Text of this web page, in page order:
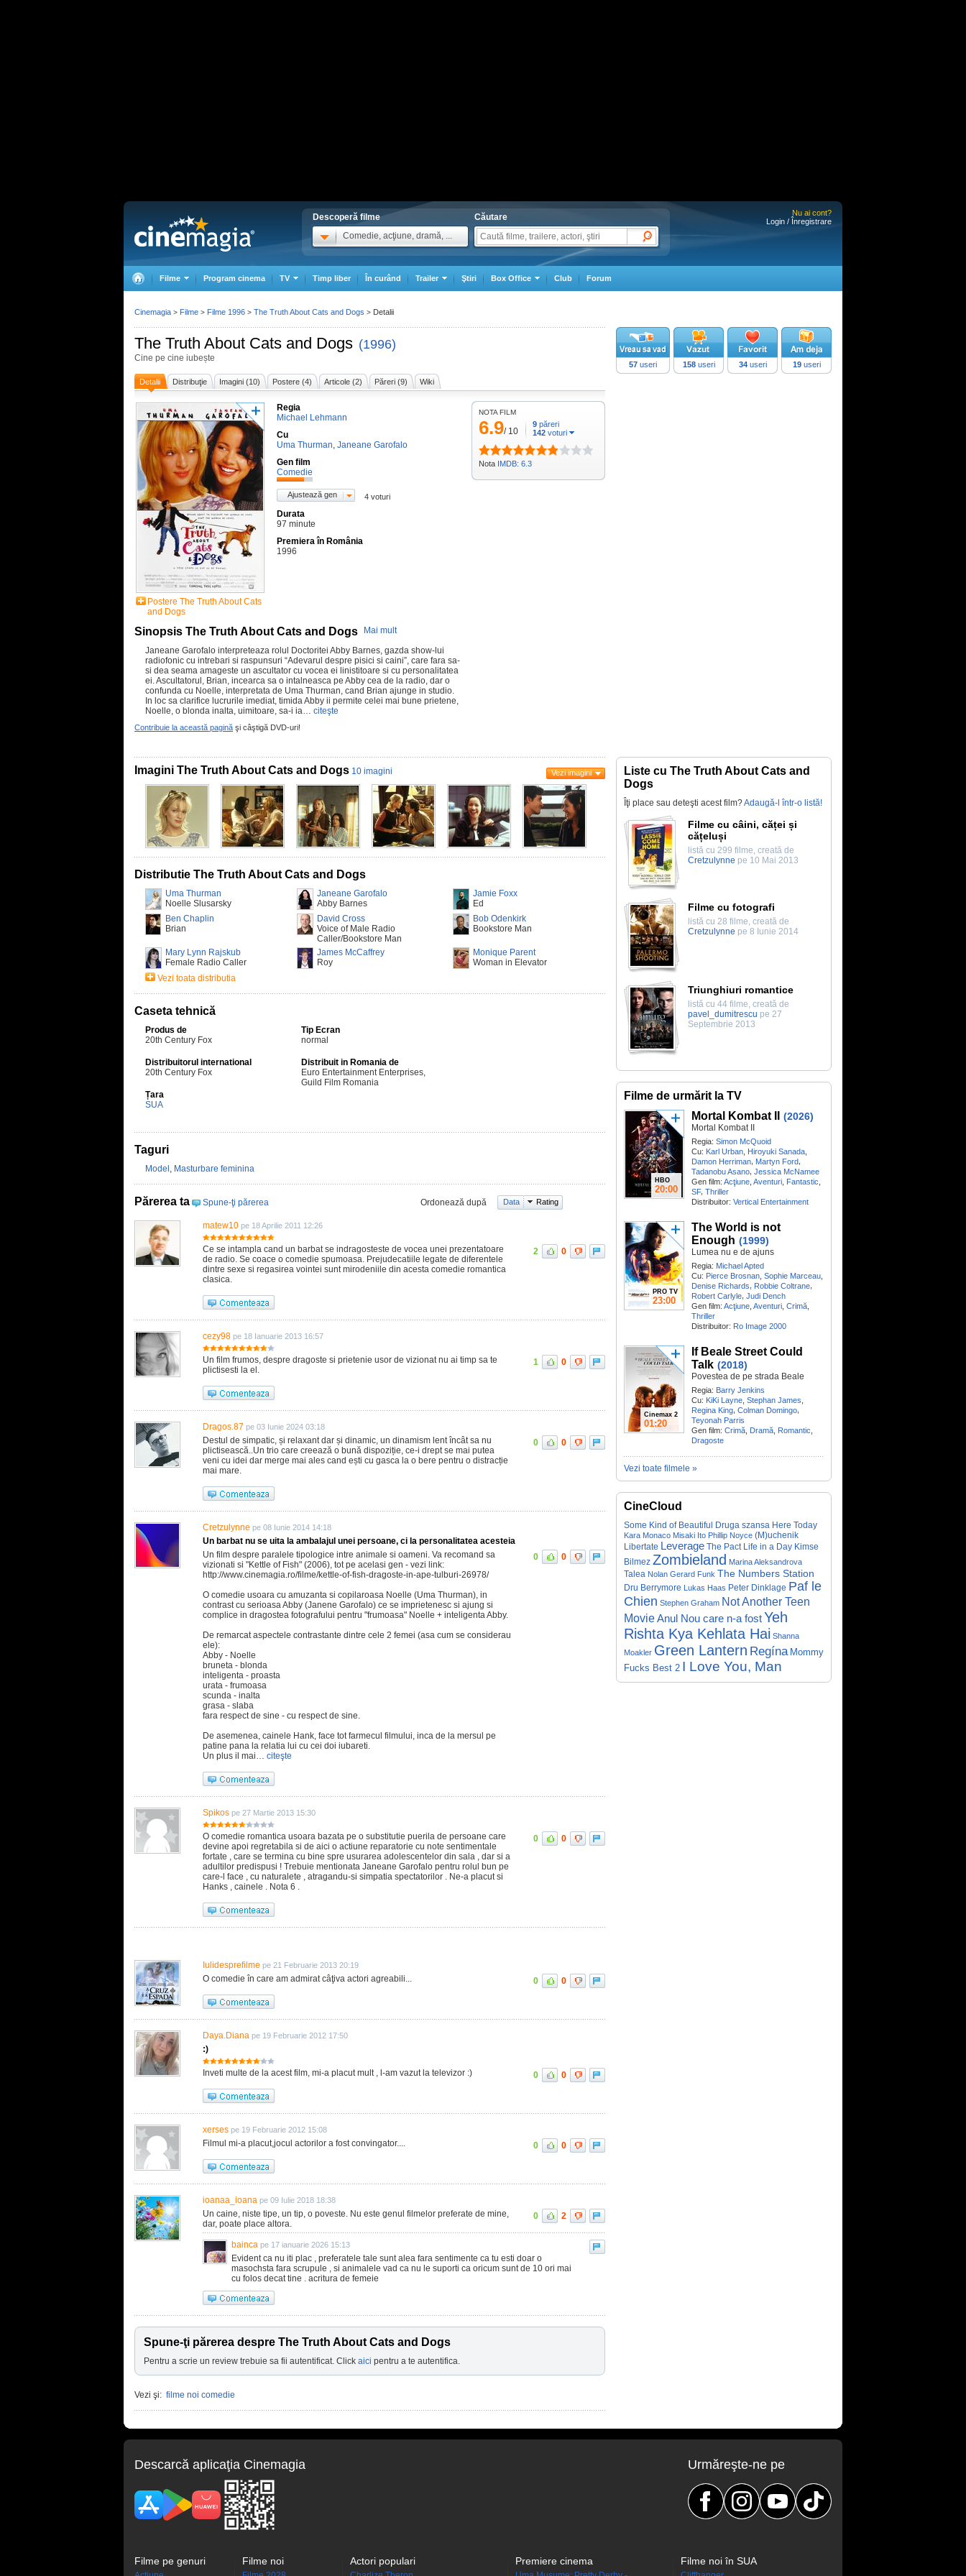
Descoperă filme
Comedie, acţiune, dramă, ...
Căutare
Nu ai cont?
Login / Înregistrare
Filme Program cinema TV Timp liber În curând Trailer Ştiri Box Office Club Forum
The Truth About Cats and Dogs (1996)
Cine pe cine iubește
Detalii Distribuţie Imagini (10) Postere (4) Articole (2) Păreri (9) Wiki
Postere The Truth About Cats
and Dogs
Regia
Michael Lehmann
Cu
Uma Thurman, Janeane Garofalo
Gen film
Comedie
Ajustează gen 4 voturi
Durata
97 minute
Premiera în România
1996
Sinopsis The Truth About Cats and Dogs
Mai mult
Janeane Garofalo interpreteaza rolul Doctoritei Abby Barnes, gazda show-lui
radiofonic cu intrebari si raspunsuri “Adevarul despre pisici si caini”, care fara sa-
si dea seama amageste un ascultator cu vocea ei linistitoare si cu personalitatea
ei. Ascultatorul, Brian, incearca sa o intalneasca pe Abby cea de la radio, dar o
confunda cu Noelle, interpretata de Uma Thurman, cand Brian ajunge in studio.
In loc sa clarifice lucrurile imediat, timida Abby ii permite celei mai bune prietene,
Noelle, o blonda inalta, uimitoare, sa-i ia… citeşte
Contribuie la această pagină şi câştigă DVD-uri!
NOTA FILM
6.9/ 10
9 păreri
142 voturi
Nota IMDB: 6.3
57 useri 158useri 34useri 19useri
Imagini The Truth About Cats and Dogs 10 imagini Vezi imagini
Distributie The Truth About Cats and Dogs
Uma Thurman
Noelle Slusarsky
Janeane Garofalo
Abby Barnes
Jamie Foxx
Ed
Ben Chaplin
Brian
David Cross
Voice of Male Radio
Caller/Bookstore Man
Bob Odenkirk
Bookstore Man
Mary Lynn Rajskub
Female Radio Caller
James McCaffrey
Roy
Monique Parent
Woman in Elevator
Vezi toata distributia
Caseta tehnică
Produs de
20th Century Fox
Tip Ecran
normal
Distribuitorul international
20th Century Fox
Distribuit in Romania de
Euro Entertainment Enterprises,
Guild Film Romania
Țara
SUA
Taguri
Model , Masturbare feminina
Părerea ta Spune-ţi părerea Ordonează după Data Rating
matew10 pe 18 Aprilie 2011 12:26
Ce se intampla cand un barbat se indragosteste de vocea unei prezentatoare
de radio. Se coace o comedie spumoasa. Prejudecatiile legate de diferentele
dintre sexe si regasirea vointei sunt mirodeniile din acesta comedie romantica
clasica.
2 0
cezy98 pe 18 Ianuarie 2013 16:57
Un film frumos, despre dragoste si prietenie usor de vizionat nu ai timp sa te
plictisesti la el.
1 0
Dragos.87 pe 03 Iunie 2024 03:18
Destul de simpatic, și relaxant dar și dinamic, un dinamism lent încât sa nu
plictisească..Un trio care creează o bună dispoziție, ce-i drept se mai putea
veni cu idei dar merge mai ales cand ești cu gasca la o bere pentru o distracție
mai mare.
0 0
Cretzulynne pe 08 Iunie 2014 14:18
Un barbat nu se uita la ambalajul unei persoane, ci la personalitatea acesteia
Un film despre paralele tipologice intre animale si oameni. Va recomand sa
vizionati si "Kettle of Fish" (2006), tot pe acelasi gen - vezi link:
http://www.cinemagia.ro/filme/kettle-of-fish-dragoste-in-ape-tulburi-26978/
O comedie usoara cu amuzanta si copilaroasa Noelle (Uma Thurman), in
contrast cu serioasa Abby (Janene Garofalo) ce se imprietenesc si ajung si
complice in dragostea fotografului pentru "frumoasa" Noelle + inteligenta Abby.
De remarcat aspectele contrastante dintre cele 2 femei (asa cum se considerau
ele):
Abby - Noelle
bruneta - blonda
inteligenta - proasta
urata - frumoasa
scunda - inalta
grasa - slaba
fara respect de sine - cu respect de sine.
De asemenea, cainele Hank, face tot farmecul filmului, inca de la mersul pe
patine pana la relatia lui cu cei doi iubareti.
Un plus il mai… citeşte
0 0
Spikos pe 27 Martie 2013 15:30
O comedie romantica usoara bazata pe o substitutie puerila de persoane care
devine apoi regretabila si de aici o actiune reparatorie cu note sentimentale
fortate , care se termina cu bine spre usurarea adolescentelor din sala , dar si a
adultilor predispusi ! Trebuie mentionata Janeane Garofalo pentru rolul bun pe
care-l face , cu naturalete , atragandu-si simpatia spectatorilor . Ne-a placut si
Hanks , cainele . Nota 6 .
0 0
Iulidesprefilme pe 21 Februarie 2013 20:19
O comedie în care am admirat câţiva actori agreabili... 0 0
Daya.Diana pe 19 Februarie 2012 17:50
:)
Inveti multe de la acest film, mi-a placut mult , l-am vazut la televizor :) 0 0
xerses pe 19 Februarie 2012 15:08
Filmul mi-a placut,jocul actorilor a fost convingator.... 0 0
ioanaa_ioana pe 09 Iulie 2018 18:38
Un caine, niste tipe, un tip, o poveste. Nu este genul filmelor preferate de mine,
dar, poate place altora.
0 2
bainca pe 17 ianuarie 2026 15:13
Evident ca nu iti plac , preferatele tale sunt alea fara sentimente ca tu esti doar o
masochsta fara scrupule , si animalele vad ca nu le suporti ca oricum sunt de 10 ori mai
cu folos decat tine . acritura de femeie
Spune-ţi părerea despre The Truth About Cats and Dogs
Pentru a scrie un review trebuie sa fii autentificat. Click aici pentru a te autentifica.
Vezi şi: filme noi comedie
Liste cu The Truth About Cats and
Dogs
Îţi place sau deteşti acest film?Adaugă-l într-o listă!
Filme cu câini, căței și
cățeluși
listă cu 299 filme, creată de
Cretzulynne pe 10 Mai 2013
Filme cu fotografi
listă cu 28 filme, creată de
Cretzulynne pe 8 Iunie 2014
Triunghiuri romantice
listă cu 44 filme, creată de
pavel_dumitrescu pe 27
Septembrie 2013
Filme de urmărit la TV
HBO
20:00
Mortal Kombat II (2026)
Mortal Kombat II
Regia: Simon McQuoid
Cu: Karl Urban Hiroyuki Sanada
Damon Herriman, Martyn Ford,
Tadanobu Asano, Jessica McNamee
Gen film: Acţiune Aventuri Fantastic
SF, Thriller
Distribuitor: Vertical Entertainment
PRO TV
23:00
The World is not
Enough (1999)
Lumea nu e de ajuns
Regia: Michael Apted
Cu: Pierce Brosnan Sophie Marceau
Denise Richards, Robbie Coltrane,
Robert Carlyle, Judi Dench
Gen film: Acţiune Aventuri Crimă
Thriller
Distribuitor: Ro Image 2000
Cinemax 2
01:20
If Beale Street Could
Talk (2018)
Povestea de pe strada Beale
Regia: Barry Jenkins
Cu: KiKi Layne Stephan James
Regina King, Colman Domingo,
Teyonah Parris
Gen film: Crimă Dramă Romantic
Dragoste
Vezi toate filmele »
CineCloud
Some Kind of Beautiful Druga szansa Here Today
Kara Monaco Misaki Ito Phillip Noyce (M)uchenik
Libertate Leverage The Pact Life in a Day Kimse
Bilmez Zombieland Marina Aleksandrova
Talea Nolan Gerard Funk The Numbers Station
Dru Berrymore Lukas Haas Peter Dinklage Paf le
Chien Stephen Graham Not Another Teen
MovieAnul Nou care n-a fostYeh
Rishta Kya Kehlata Hai Shanna
Moakler Green Lantern Regína Mommy
Fucks Best 2 I Love You, Man
Cinemagia > Filme > Filme 1996 > The Truth About Cats and Dogs > Detalii
Descarcă aplicaţia Cinemagia Urmăreşte-ne pe
Filme pe genuri Filme noi Actori populari Premiere cinema Filme noi în SUA